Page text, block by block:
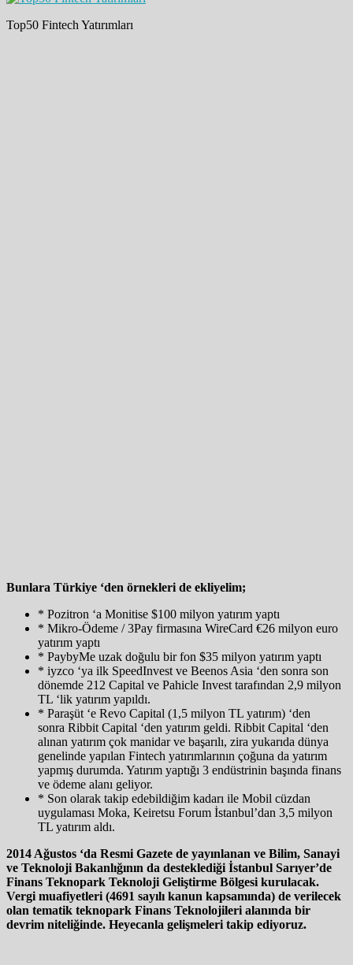
Top50 Fintech Yatırımları
Bunlara Türkiye ‘den örnekleri de ekliyelim;
* Pozitron ‘a Monitise $100 milyon yatırım yaptı
* Mikro-Ödeme / 3Pay firmasına WireCard €26 milyon euro
yatırım yaptı
* PaybyMe uzak doğulu bir fon $35 milyon yatırım yaptı
* iyzco ‘ya ilk SpeedInvest ve Beenos Asia ‘den sonra son
dönemde 212 Capital ve Pahicle Invest tarafından 2,9 milyon
TL ‘lik yatırım yapıldı.
* Paraşüt ‘e Revo Capital (1,5 milyon TL yatırım) ‘den
sonra Ribbit Capital ‘den yatırım geldi. Ribbit Capital ‘den
alınan yatırım çok manidar ve başarılı, zira yukarıda dünya
genelinde yapılan Fintech yatırımlarının çoğuna da yatırım
yapmış durumda. Yatırım yaptığı 3 endüstrinin başında finans
ve ödeme alanı geliyor.
* Son olarak takip edebildiğim kadarı ile Mobil cüzdan
uygulaması Moka, Keiretsu Forum İstanbul’dan 3,5 milyon
TL yatırım aldı.
2014 Ağustos ‘da Resmi Gazete de yayınlanan ve Bilim, Sanayi
ve Teknoloji Bakanlığının da desteklediği İstanbul Sarıyer’de
Finans Teknopark Teknoloji Geliştirme Bölgesi kurulacak.
Vergi muafiyetleri (4691 sayılı kanun kapsamında) de verilecek
olan tematik teknopark Finans Teknolojileri alanında bir
devrim niteliğinde. Heyecanla gelişmeleri takip ediyoruz.